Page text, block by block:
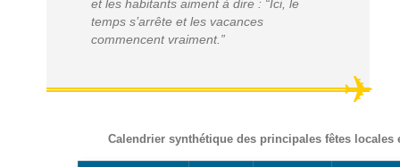
et les habitants aiment à dire : “Ici, le
temps s’arrête et les vacances
commencent vraiment.”
Calendrier synthétique des principales fêtes locales